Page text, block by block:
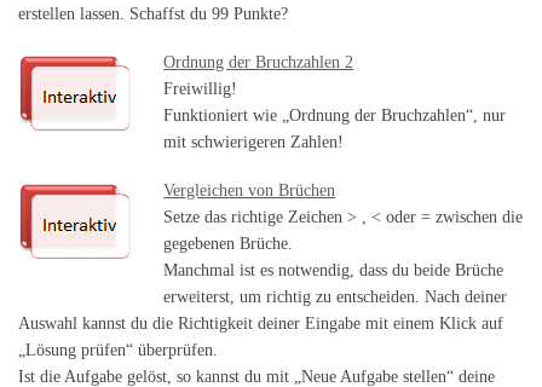
erstellen lassen. Schaffst du 99 Punkte?
Ordnung der Bruchzahlen 2
Freiwillig!
Funktioniert wie „Ordnung der Bruchzahlen“, nur
mit schwierigeren Zahlen!
Vergleichen von Brüchen
Setze das richtige Zeichen > , < oder = zwischen die
gegebenen Brüche.
Manchmal ist es notwendig, dass du beide Brüche
erweiterst, um richtig zu entscheiden. Nach deiner
Auswahl kannst du die Richtigkeit deiner Eingabe mit einem Klick auf
„Lösung prüfen“ überprüfen.
Ist die Aufgabe gelöst, so kannst du mit „Neue Aufgabe stellen“ deine